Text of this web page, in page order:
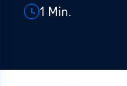
1 Min.